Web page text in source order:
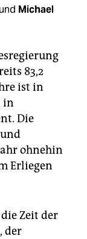
und Michael
83,2
ist in
in
Die
ohnehin
Erliegen
Zeit der
der